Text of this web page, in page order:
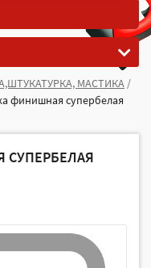
МАСТИКА /
финишная супербелая
СУПЕРБЕЛАЯ